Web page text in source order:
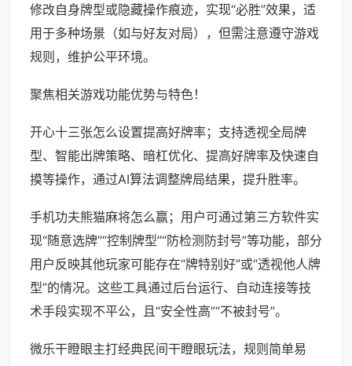
修改自身牌型或隐藏操作痕迹，实现“必胜”效果，适
用于多种场景（如与好友对局），但需注意遵守游戏
规则，维护公平环境。
聚焦相关游戏功能优势与特色！
开心十三张怎么设置提高好牌率；支持透视全局牌
型、智能出牌策略、暗杠优化、提高好牌率及快速自
摸等操作，通过AI算法调整牌局结果，提升胜率。
手机功夫熊猫麻将怎么赢；用户可通过第三方软件实
现“随意选牌”“控制牌型”“防检测防封号”等功能，部分
用户反映其他玩家可能存在“牌特别好”或“透视他人牌
型”的情况。这些工具通过后台运行、自动连接等技
术手段实现不平公，且“安全性高”“不被封号”。
微乐干瞪眼主打经典民间干瞪眼玩法，规则简单易